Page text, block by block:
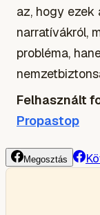
az, hogy ezek
narratívákról,
probléma,
Felhasznált
Propastop
Megosztás